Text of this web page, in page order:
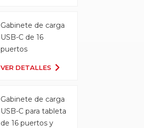
Gabinete de carga
USB-C de 16
puertos
VER DETALLES
Gabinete de carga
USB-C para tableta
de 16 puertos y